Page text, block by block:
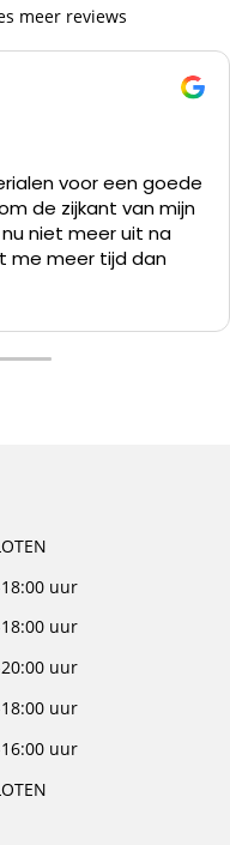
meer reviews
voor een goede
de zijkant van mijn
niet meer uit na
me meer tijd dan
panelen er op
uur
uur
uur
uur
uur